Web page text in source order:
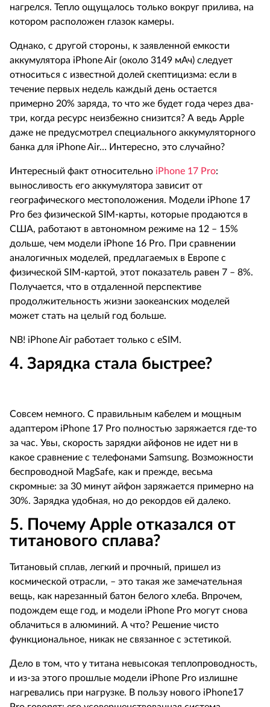
нагрелся. Тепло ощущалось только вокруг прилива, на
котором расположен глазок камеры.
Однако, с другой стороны, к заявленной емкости
аккумулятора iPhoneAir (около 3149 мАч) следует
относиться с известной долей скептицизма: если в
течение первых недель каждый день остается
примерно 20% заряда, то что же будет года через два-
три, когда ресурс неизбежно снизится? А ведь Apple
даже не предусмотрел специального аккумуляторного
банка для iPhoneAir… Интересно, это случайно?
Интересный факт относительно iPhone 17 Pro:
выносливость его аккумулятора зависит от
географического местоположения. Модели iPhone 17
Pro без физической SIM -карты, которые продаются в
США, работают в автономном режиме на 12 – 15%
дольше, чем модели iPhone 16 Pro. При сравнении
аналогичных моделей, предлагаемых в Европе с
физической SIM -картой, этот показатель равен 7 – 8%.
Получается, что в отдаленной перспективе
продолжительность жизни заокеанских моделей
может стать на целый год больше.
NB! iPhoneAir работает только с eSIM .
4. Зарядка стала быстрее?
Совсем немного. С правильным кабелем и мощным
адаптером iPhone 17 Pro полностью заряжается где-то
за час. Увы, скорость зарядки айфонов не идет ни в
какое сравнение с телефонами Samsung. Возможности
беспроводной MagSafe, как и прежде, весьма
скромные: за 30 минут айфон заряжается примерно на
30%. Зарядка удобная, но до рекордов ей далеко.
5. Почему Apple отказался от
титанового сплава?
Титановый сплав, легкий и прочный, пришел из
космической отрасли, – это такая же замечательная
вещь, как нарезанный батон белого хлеба. Впрочем,
подождем еще год, и модели iPhone Pro могут снова
облачиться в алюминий. А что? Решение чисто
функциональное, никак не связанное с эстетикой.
Дело в том, что у титана невысокая теплопроводность,
и из-за этого прошлые модели iPhone Pro излишне
нагревались при нагрузке. В пользу нового iPhone17